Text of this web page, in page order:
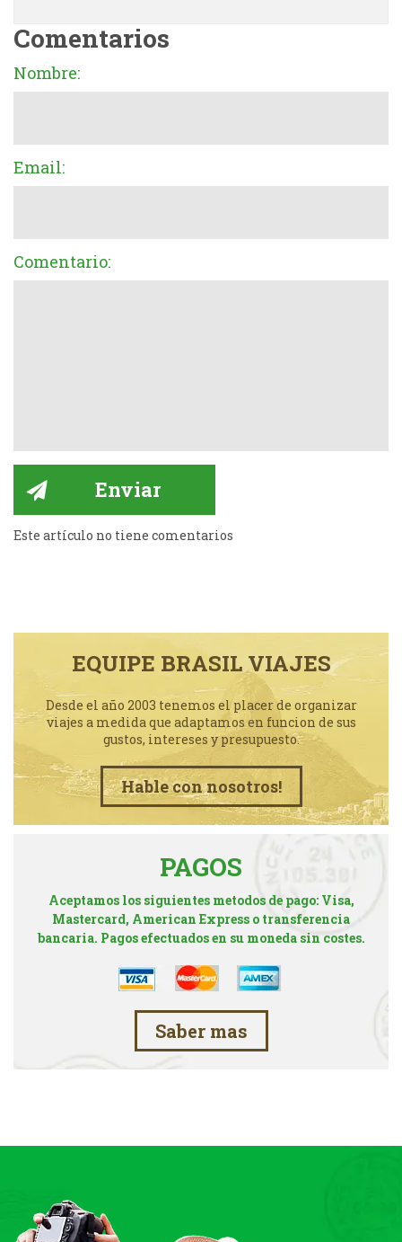
Comentarios
Nombre:
Email:
Comentario:
Este artículo no tiene comentarios
EQUIPE BRASIL VIAJES
Desde el año 2003 tenemos el placer de organizar
viajes a medida que adaptamos en funcion de sus
gustos, intereses y presupuesto.
Hable con nosotros!
PAGOS
Aceptamos los siguientes metodos de pago: Visa,
Mastercard, American Express o transferencia
bancaria. Pagos efectuados en su moneda sin costes.
Saber mas